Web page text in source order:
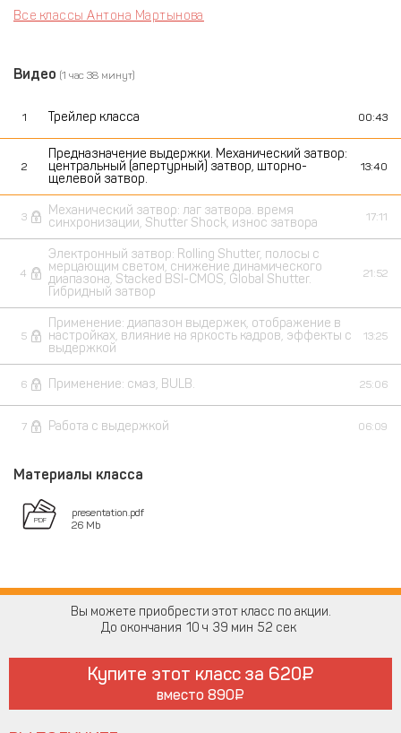
Все классы Антона Мартынова
Видео (1 час 38 минут)
1 Трейлер класса 00:43
2
Предназначение выдержки. Механический затвор:
центральный (апертурный) затвор, шторно-
щелевой затвор.
13:40
3
Механический затвор: лаг затвора. время
синхронизации, Shutter Shock, износ затвора
17:11
4
Электронный затвор: Rolling Shutter, полосы с
мерцающим светом, снижение динамического
диапазона, Stacked BSI-CMOS, Global Shutter.
Гибридный затвор
21:52
5
Применение: диапазон выдержек, отображение в
настройках, влияние на яркость кадров, эффекты с
выдержкой
13:25
6 Применение: смаз, BULB. 25:06
7 Работа с выдержкой 06:09
Материалы класса
presentation.pdf
26 Mb
Вы можете приобрести этот класс по акции.
До окончания 10 39 51
Купите этот класс за 620
вместо 890